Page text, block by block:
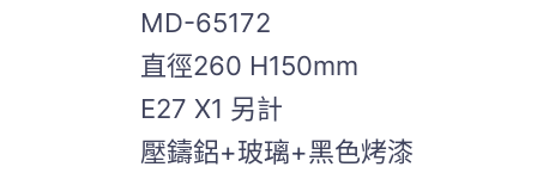
MD-65172
直徑260 H150mm
E27 X1 另計
壓鑄鋁+玻璃+黑色烤漆